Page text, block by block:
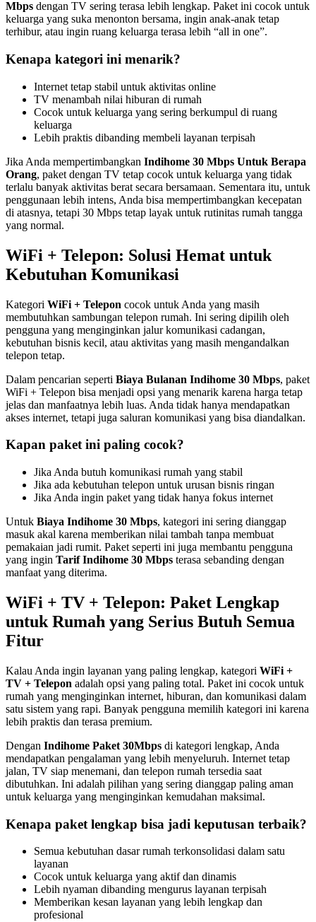
Mbps dengan TV sering terasa lebih lengkap. Paket ini cocok untuk
keluarga yang suka menonton bersama, ingin anak-anak tetap
terhibur, atau ingin ruang keluarga terasa lebih “all in one”.
Kenapa kategori ini menarik?
Internet tetap stabil untuk aktivitas online
TV menambah nilai hiburan di rumah
Cocok untuk keluarga yang sering berkumpul di ruang
keluarga
Lebih praktis dibanding membeli layanan terpisah
Jika Anda mempertimbangkan Indihome 30 Mbps Untuk Berapa
Orang, paket dengan TV tetap cocok untuk keluarga yang tidak
terlalu banyak aktivitas berat secara bersamaan. Sementara itu, untuk
penggunaan lebih intens, Anda bisa mempertimbangkan kecepatan
di atasnya, tetapi 30 Mbps tetap layak untuk rutinitas rumah tangga
yang normal.
WiFi + Telepon: Solusi Hemat untuk
Kebutuhan Komunikasi
Kategori WiFi + Telepon cocok untuk Anda yang masih
membutuhkan sambungan telepon rumah. Ini sering dipilih oleh
pengguna yang menginginkan jalur komunikasi cadangan,
kebutuhan bisnis kecil, atau aktivitas yang masih mengandalkan
telepon tetap.
Dalam pencarian seperti Biaya Bulanan Indihome 30 Mbps, paket
WiFi + Telepon bisa menjadi opsi yang menarik karena harga tetap
jelas dan manfaatnya lebih luas. Anda tidak hanya mendapatkan
akses internet, tetapi juga saluran komunikasi yang bisa diandalkan.
Kapan paket ini paling cocok?
Jika Anda butuh komunikasi rumah yang stabil
Jika ada kebutuhan telepon untuk urusan bisnis ringan
Jika Anda ingin paket yang tidak hanya fokus internet
Untuk Biaya Indihome 30 Mbps, kategori ini sering dianggap
masuk akal karena memberikan nilai tambah tanpa membuat
pemakaian jadi rumit. Paket seperti ini juga membantu pengguna
yang ingin Tarif Indihome 30 Mbps terasa sebanding dengan
manfaat yang diterima.
WiFi + TV + Telepon: Paket Lengkap
untuk Rumah yang Serius Butuh Semua
Fitur
Kalau Anda ingin layanan yang paling lengkap, kategori WiFi +
TV + Telepon adalah opsi yang paling total. Paket ini cocok untuk
rumah yang menginginkan internet, hiburan, dan komunikasi dalam
satu sistem yang rapi. Banyak pengguna memilih kategori ini karena
lebih praktis dan terasa premium.
Dengan Indihome Paket 30Mbps di kategori lengkap, Anda
mendapatkan pengalaman yang lebih menyeluruh. Internet tetap
jalan, TV siap menemani, dan telepon rumah tersedia saat
dibutuhkan. Ini adalah pilihan yang sering dianggap paling aman
untuk keluarga yang menginginkan kemudahan maksimal.
Kenapa paket lengkap bisa jadi keputusan terbaik?
Semua kebutuhan dasar rumah terkonsolidasi dalam satu
layanan
Cocok untuk keluarga yang aktif dan dinamis
Lebih nyaman dibanding mengurus layanan terpisah
Memberikan kesan layanan yang lebih lengkap dan
profesional